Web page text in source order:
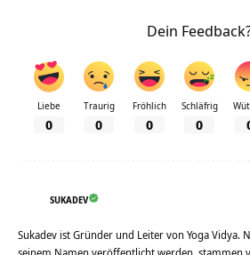
Dein
Liebe
0
Traurig
0
Fröhlich
0
Schläfrig
0
SUKADEV
Sukadev ist Gründer und Leiter von Yoga Vidya.